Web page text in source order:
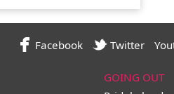
Facebook Twitter
GOING OUT